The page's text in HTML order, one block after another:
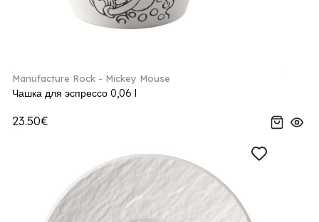
Manufacture Rock - Mickey Mouse
Чашка для эспрессо 0,06 l
23.50€